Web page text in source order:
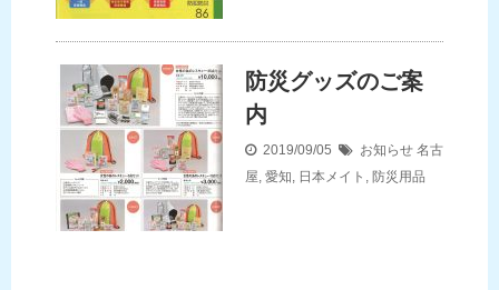
防災グッズのご案
内
2019/09/05 お知らせ 名古
屋 愛知 日本メイト 防災用品